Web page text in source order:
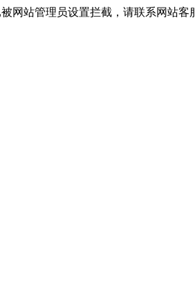
网站管理员设置拦截，请联系网站客